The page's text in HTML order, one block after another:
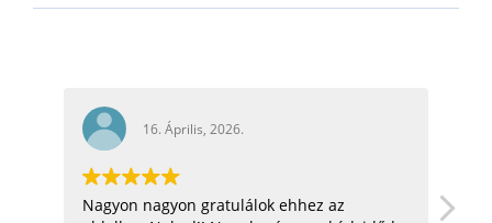
16. Április, 2026.
Nagyon nagyon gratulálok ehhez az